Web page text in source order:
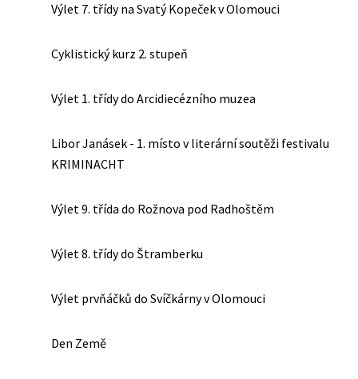
Výlet 7. třídy na Svatý Kopeček v Olomouci
Cyklistický kurz 2. stupeň
Výlet 1. třídy do Arcidiecézního muzea
Libor Janásek - 1. místo v literární soutěži festivalu
KRIMINACHT
Výlet 9. třída do Rožnova pod Radhoštěm
Výlet 8. třídy do Štramberku
Výlet prvňáčků do Svíčkárny v Olomouci
Den Země